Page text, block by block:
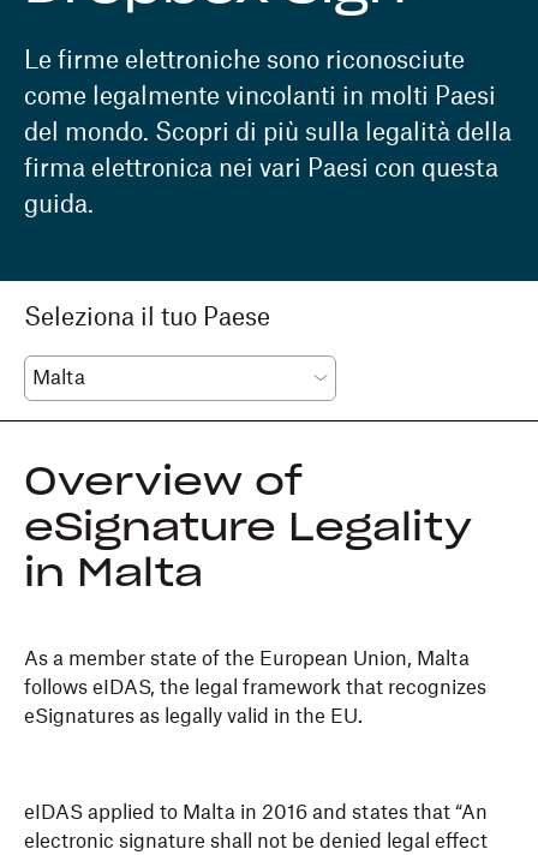
Le firme elettroniche sono riconosciute
come legalmente vincolanti in molti Paesi
del mondo. Scopri di più sulla legalità della
firma elettronica nei vari Paesi con questa
guida.
Seleziona il tuo Paese
Overview of
eSignature Legality
in Malta
As a member state of the European Union, Malta
follows eIDAS, the legal framework that recognizes
eSignatures as legally valid in the EU.
eIDAS applied to Malta in 2016 and states that “An
electronic signature shall not be denied legal effect